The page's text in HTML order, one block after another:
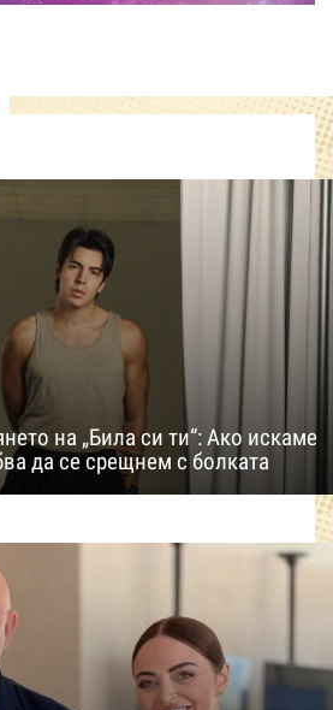
на „Била си ти“: Ако искаме
да се срещнем с болката